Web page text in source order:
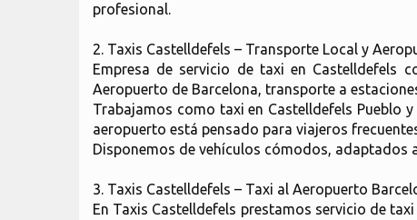
profesional.
2. Taxis Castelldefels – Transporte Local y
Empresa de servicio de taxi en Castelldefels
Aeropuerto de Barcelona, transporte a
Trabajamos como taxi en Castelldefels Pueblo
aeropuerto está pensado para viajeros
Disponemos de vehículos cómodos, adaptados
3. Taxis Castelldefels – Taxi al Aeropuerto
En Taxis Castelldefels prestamos servicio de